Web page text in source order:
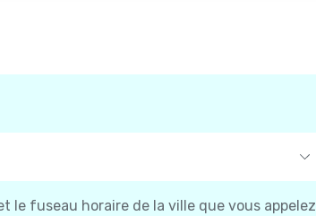
le fuseau horaire de la ville que vous appelez